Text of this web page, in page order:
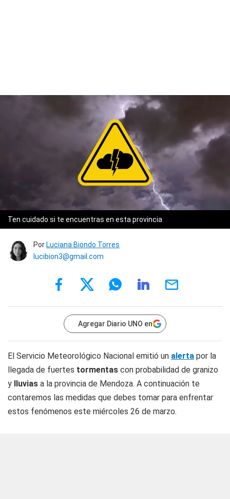
Ten cuidado si te encuentras en esta provincia
Por Luciana Biondo Torres
lucibion3@gmail.com
Agregar Diario UNO en
El Servicio Meteorológico Nacional emitió un alerta por la
llegada de fuertes tormentas con probabilidad de granizo
y lluvias a la provincia de Mendoza. A continuación te
contaremos las medidas que debes tomar para enfrentar
estos fenómenos este miércoles 26 de marzo.